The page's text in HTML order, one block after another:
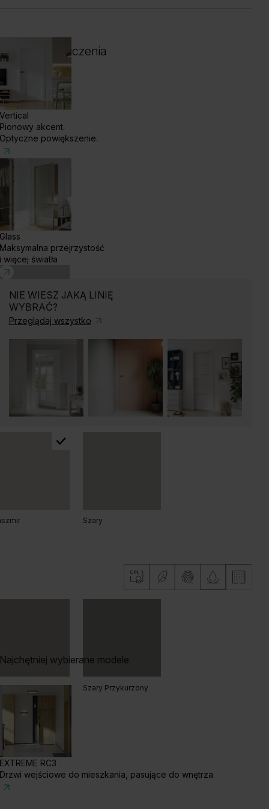
Vertical
Pionowy akcent.
Optyczne powiększenie.
Glass
Maksymalna przejrzystość
i więcej światła
NIE WIESZ JAKĄ LINIĘ
WYBRAĆ?
Przeglądaj wszystko
Najchętniej wybierane modele
EXTREME RC3
Drzwi wejściowe do mieszkania, pasujące do wnętrza
kolor wykończenia
Ciemny Dąb Klasyczny
Matowy Dąb Naturalny Dąb Matowy Ciemny
Orzech Naturalny Hikora Naturalna
Arles Ciemny
Szary
Piaskowy Szary Przykurzony